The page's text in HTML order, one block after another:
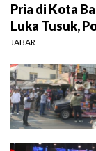
Pria di Kota
Luka Tusuk,
JABAR